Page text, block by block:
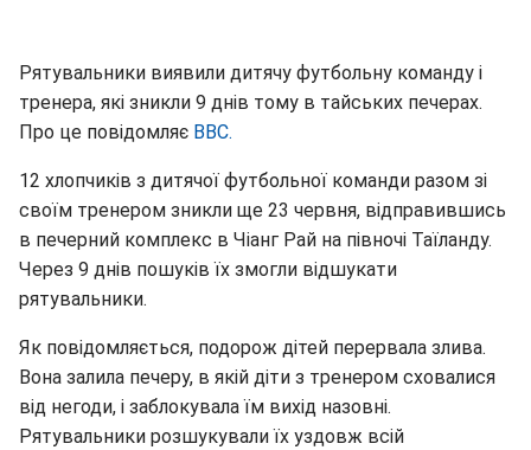
Рятувальники виявили дитячу футбольну команду і
тренера, які зникли 9 днів тому в тайських печерах.
Про це повідомляє BBC.
12 хлопчиків з дитячої футбольної команди разом зі
своїм тренером зникли ще 23 червня, відправившись
в печерний комплекс в Чіанг Рай на півночі Таїланду.
Через 9 днів пошуків їх змогли відшукати
рятувальники.
Як повідомляється, подорож дітей перервала злива.
Вона залила печеру, в якій діти з тренером сховалися
від негоди, і заблокувала їм вихід назовні.
Рятувальники розшукували їх уздовж всій